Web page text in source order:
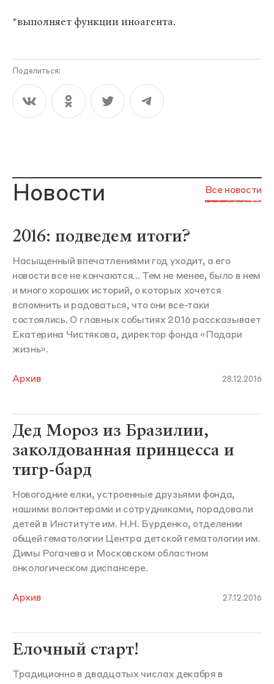
*выполняет функции иноагента.
Поделиться:
Новости Все новости
2016: подведем итоги?
Насыщенный впечатлениями год уходит, а его
новости все не кончаются... Тем не менее, было в нем
и много хороших историй, о которых хочется
вспомнить и радоваться, что они все-таки
состоялись. О главных событиях 2016 рассказывает
Екатерина Чистякова, директор фонда «Подари
жизнь».
Архив 28.12.2016
Дед Мороз из Бразилии,
заколдованная принцесса и
тигр-бард
Новогодние елки, устроенные друзьями фонда,
нашими волонтерами и сотрудниками, порадовали
детей в Институте им. Н.Н. Бурденко, отделении
общей гематологии Центра детской гематологии им.
Димы Рогачева и Московском областном
онкологическом диспансере.
Архив 27.12.2016
Елочный старт!
Традиционно в двадцатых числах декабря в